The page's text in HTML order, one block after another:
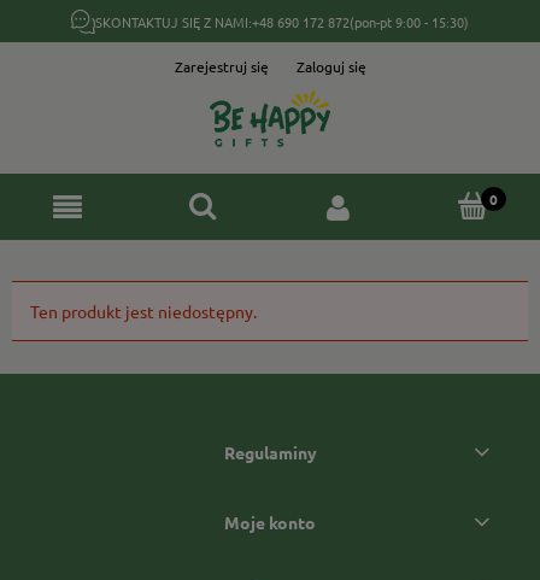
SKONTAKTUJ SIĘ Z NAMI:+48 690 172 872(pon-pt 9:00 - 15:30)
Zarejestruj się Zaloguj się
Ten produkt jest niedostępny.
Regulaminy
Moje konto